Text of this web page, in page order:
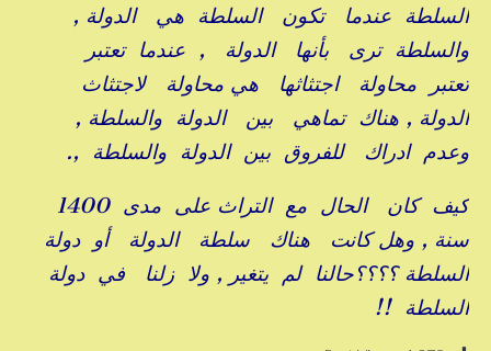
السلطة عندما تكون السلطة هي الدولة ,
والسلطة ترى بأنها الدولة , عندما تعتبر
تعتبر محاولة اجتثاثها هي محاولة لاجتثاث
الدولة , هناك تماهي بين الدولة والسلطة ,
وعدم ادراك للفروق بين الدولة والسلطة ,.
سنة , وهل كانت هناك سلطة الدولة أو دولة
السلطة ؟؟؟؟حالنا لم يتغير , ولا زلنا في دولة
السلطة !!